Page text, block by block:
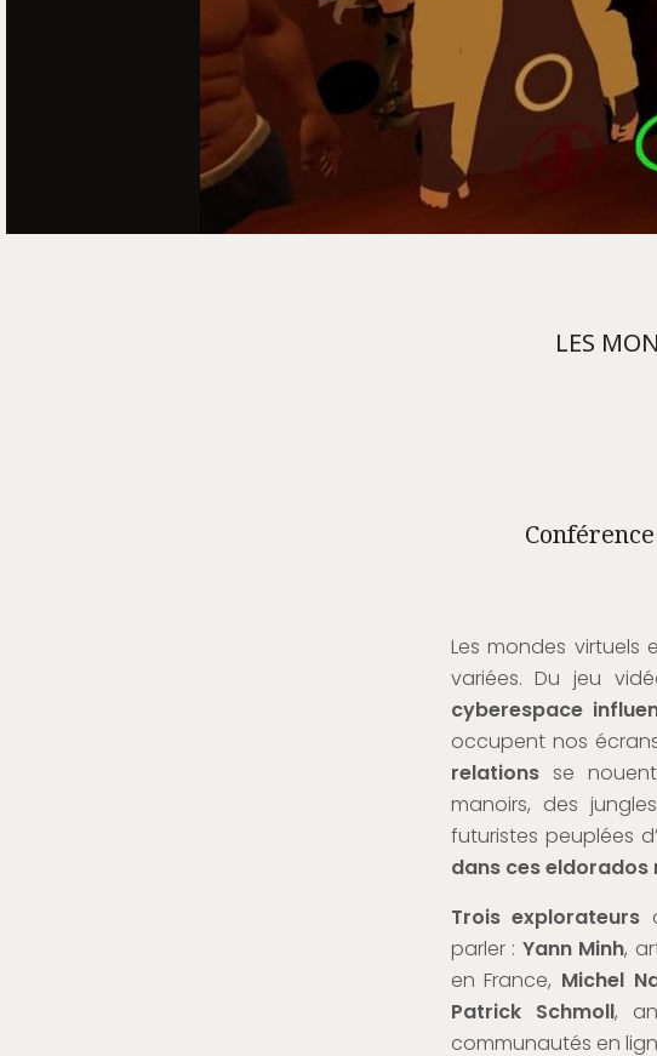
LES
Les mondes virtuels
variées. Du jeu
cyberespace
occupent nos
relationsse
manoirs, des
futuristes peuplées
dans ces eldorados
Trois explorateurs
parler : Yann Minh,
en France, Michel
Patrick Schmoll,
communautés en